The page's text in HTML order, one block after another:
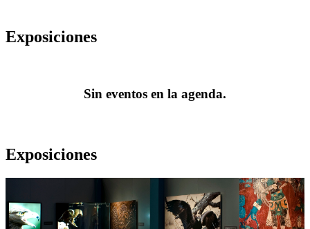
Exposiciones
Sin eventos en la agenda.
Exposiciones